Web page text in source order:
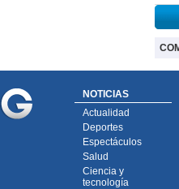
NOTICIAS
Actualidad
Deportes
Espectáculos
Salud
Ciencia y
tecnología